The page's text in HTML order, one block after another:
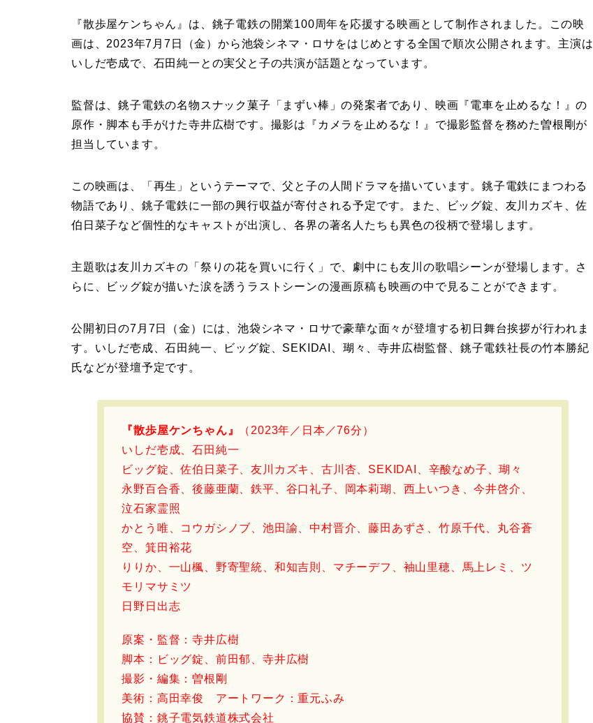
『散歩屋ケンちゃん』は、銚子電鉄の開業100周年を応援する映画として制作されました。この映
画は、2023年7月7日（金）から池袋シネマ・ロサをはじめとする全国で順次公開されます。主演は
いしだ壱成で、石田純一との実父と子の共演が話題となっています。
監督は、銚子電鉄の名物スナック菓子「まずい棒」の発案者であり、映画『電車を止めるな！』の
原作・脚本も手がけた寺井広樹です。撮影は『カメラを止めるな！』で撮影監督を務めた曽根剛が
担当しています。
この映画は、「再生」というテーマで、父と子の人間ドラマを描いています。銚子電鉄にまつわる
物語であり、銚子電鉄に一部の興行収益が寄付される予定です。また、ビッグ錠、友川カズキ、佐
伯日菜子など個性的なキャストが出演し、各界の著名人たちも異色の役柄で登場します。
主題歌は友川カズキの「祭りの花を買いに行く」で、劇中にも友川の歌唱シーンが登場します。さ
らに、ビッグ錠が描いた涙を誘うラストシーンの漫画原稿も映画の中で見ることができます。
公開初日の7月7日（金）には、池袋シネマ・ロサで豪華な面々が登壇する初日舞台挨拶が行われま
す。いしだ壱成、石田純一、ビッグ錠、SEKIDAI、瑚々、寺井広樹監督、銚子電鉄社長の竹本勝紀
氏などが登壇予定です。
『散歩屋ケンちゃん』
（2023年／日本／76分）
いしだ壱成、石田純一
ビッグ錠、佐伯日菜子、友川カズキ、古川杏、SEKIDAI、辛酸なめ子、瑚々
永野百合香、後藤亜蘭、鉄平、谷口礼子、岡本莉瑚、西上いつき、今井啓介、
泣石家霊照
かとう唯、コウガシノブ、池田諭、中村晋介、藤田あずさ、竹原千代、丸谷蒼
空、箕田裕花
りりか、一山楓、野寄聖統、和知吉則、マチーデフ、袖山里穂、馬上レミ、ツ
モリマサミツ
日野日出志
原案・監督：寺井広樹
脚本：ビッグ錠、前田郁、寺井広樹
撮影・編集：曽根剛
美術：高田幸俊 アートワーク：重元ふみ
協賛：銚子電気鉄道株式会社